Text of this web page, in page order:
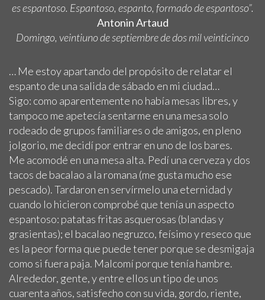
es espantoso. Espantoso, espanto, formado de espantoso”.
Antonin Artaud
Domingo, veintiuno de septiembre de dos mil veinticinco
… Me estoy apartando del propósito de relatar el
espanto de una salida de sábado en mi ciudad…
Sigo: como aparentemente no había mesas libres, y
tampoco me apetecía sentarme en una mesa solo
rodeado de grupos familiares o de amigos, en pleno
jolgorio, me decidí por entrar en uno de los bares.
Me acomodé en una mesa alta. Pedí una cerveza y dos
tacos de bacalao a la romana (me gusta mucho ese
pescado). Tardaron en servírmelo una eternidad y
cuando lo hicieron comprobé que tenía un aspecto
espantoso: patatas fritas asquerosas (blandas y
grasientas); el bacalao negruzco, feísimo y reseco que
es la peor forma que puede tener porque se desmigaja
como si fuera paja. Malcomí porque tenía hambre.
Alrededor, gente, y entre ellos un tipo de unos
cuarenta años, satisfecho con su vida, gordo, riente,